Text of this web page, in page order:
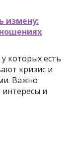
измену:
которых есть
кризис и
Важно
и